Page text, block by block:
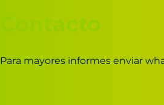
Para mayores informes enviar